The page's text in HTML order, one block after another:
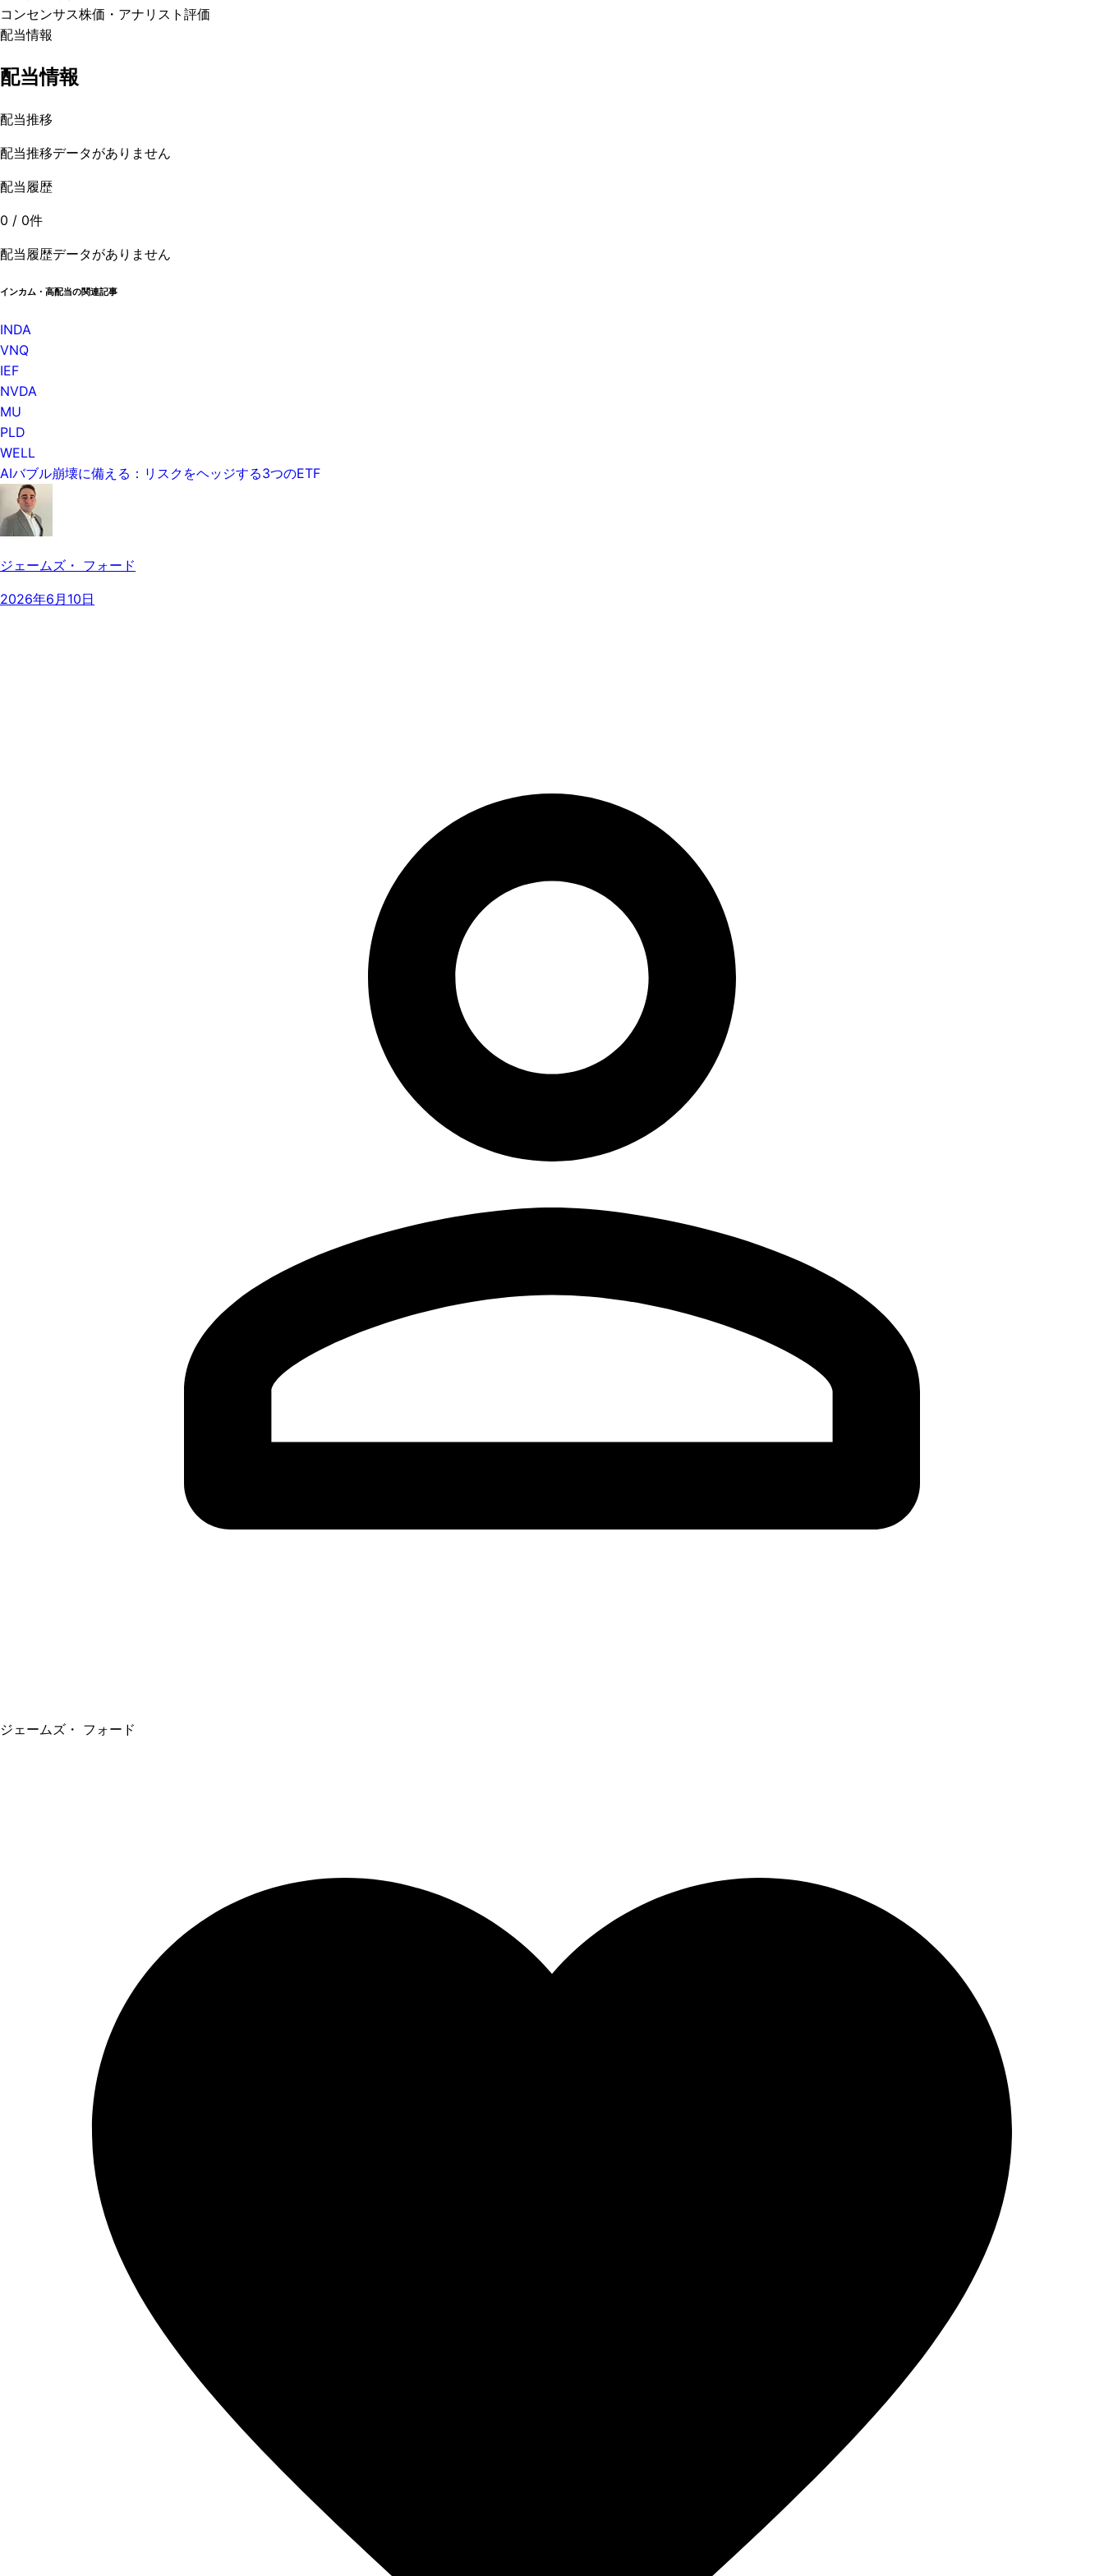
コンセンサス株価 ・アナリスト評価
配当情報
配当情報
配当推移
配当推移データがありません
配当履歴
0 / 0件
配当履歴データがありません
インカム・高配当の関連記事
INDA
VNQ
IEF
NVDA
MU
PLD
WELL
AIバブル崩壊に備える：リスクをヘッジする3つのETF
ジェームズ・ フォード
2026年6月10日
ジェームズ・ フォード